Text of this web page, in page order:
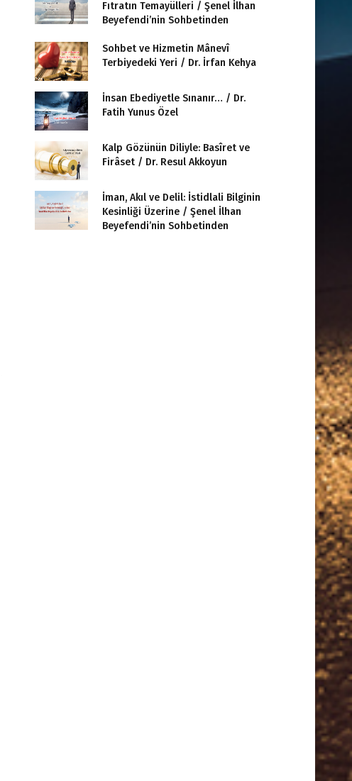
Fıtratın Temayülleri / Şenel İlhan
Beyefendi’nin Sohbetinden
Sohbet ve Hizmetin Mânevî
Terbiyedeki Yeri / Dr. İrfan Kehya
İnsan Ebediyetle Sınanır… / Dr.
Fatih Yunus Özel
Kalp Gözünün Diliyle: Basîret ve
Firâset / Dr. Resul Akkoyun
İman, Akıl ve Delil: İstidlali Bilginin
Kesinliği Üzerine / Şenel İlhan
Beyefendi’nin Sohbetinden